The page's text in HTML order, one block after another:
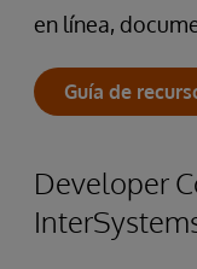
en línea,
Guía de
Developer